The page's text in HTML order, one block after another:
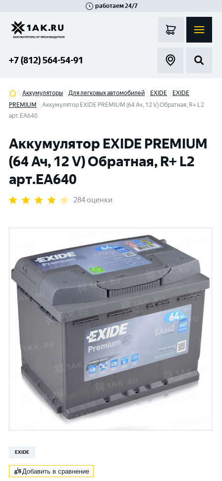
работаем 24/7
+7 (812) 564-54-91
Аккумуляторы Для легковых автомобилей EXIDE
EXIDE
PREMIUM
Аккумулятор EXIDE PREMIUM (64 Ач, 12 V) Обратная, R+ L2
арт.EA640
Аккумулятор EXIDE PREMIUM
(64 Ач, 12 V) Обратная, R+ L2
арт.EA640
284 оценки
EXIDE
Добавить в сравнение
Гатчина